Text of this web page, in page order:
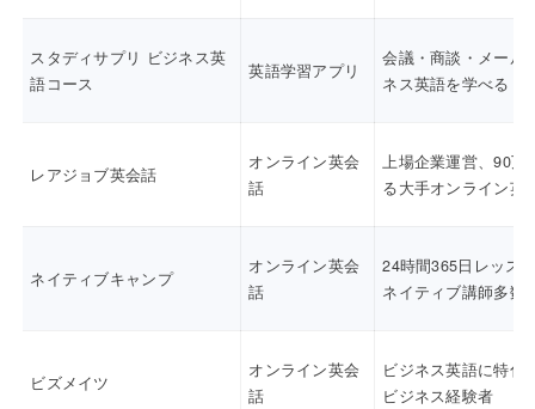
スタディサプリ ビジネス英
語コース
英語学習アプリ
会議・商談・メール
ネス英語を学べる
レアジョブ英会話
オンライン英会
話
上場企業運営、90万
る大手オンライン英
ネイティブキャンプ
オンライン英会
話
24時間365日レッス
ネイティブ講師多数
ビズメイツ
オンライン英会
話
ビジネス英語に特化
ビジネス経験者